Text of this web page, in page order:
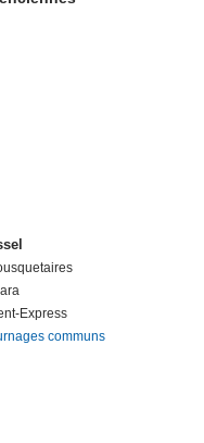
Express
communs